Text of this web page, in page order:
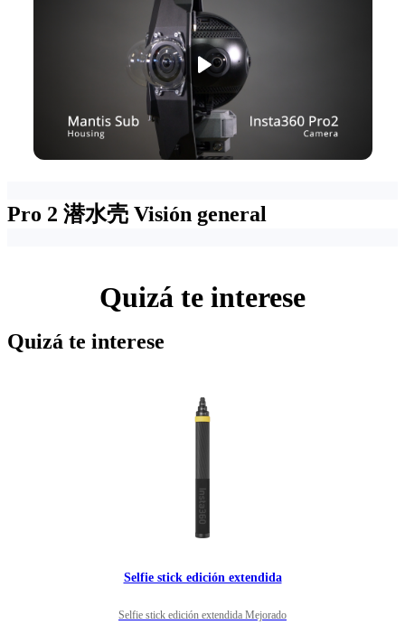
Pro 2 潜水壳 Visión general
Quizá te interese
Quizá te interese
Selfie stick edición extendida
Selfie stick edición extendida Mejorado